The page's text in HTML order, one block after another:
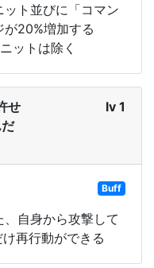
ト並びに「コマン
が20%増加する
ットは除く
せ
lv 1
Buff
自身から攻撃して
再行動ができる